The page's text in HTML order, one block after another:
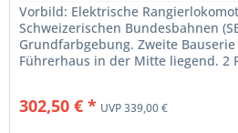
Vorbild: Elektrische
Schweizerischen Bundesbahnen
Grundfarbgebung. Zweite
Führerhaus in der Mitte liegend. 2
302,50 € * UVP 339,00 €